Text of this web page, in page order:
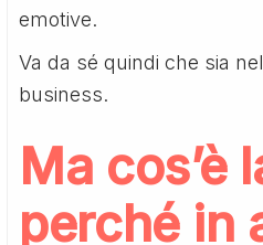
emotive.
Va da sé quindi che sia
business.
Ma cos’è
perché in